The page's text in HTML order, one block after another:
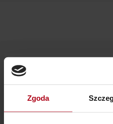
Zgoda
Konsultacje 28-
Przepraszamy, ale nie masz